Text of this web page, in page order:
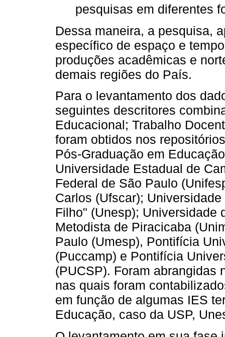
pesquisas em diferentes
Dessa maneira, a pesquisa,
específico de espaço e
produções acadêmicas e
demais regiões do País.
Para o levantamento dos
seguintes descritores
Educacional; Trabalho
foram obtidos nos
Pós-Graduação em
Universidade Estadual de
Federal de São Paulo
Carlos (Ufscar);
Filho" (Unesp); Universidade
Metodista de Piracicaba
Paulo (Umesp), Pontifícia
(Puccamp) e Pontifícia
(PUCSP). Foram abrangidas
nas quais foram
em função de algumas IES
Educação, caso da USP,